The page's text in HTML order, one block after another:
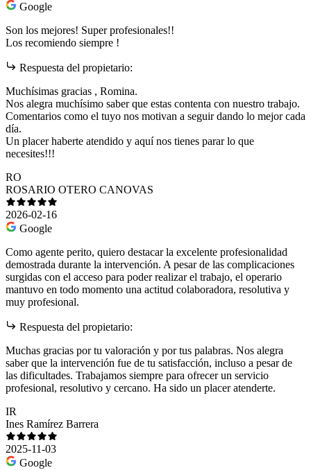
Google
Son los mejores! Super profesionales!!
Los recomiendo siempre !
Respuesta del propietario:
Muchísimas gracias , Romina.
Nos alegra muchísimo saber que estas contenta con nuestro trabajo.
Comentarios como el tuyo nos motivan a seguir dando lo mejor cada
día.
Un placer haberte atendido y aquí nos tienes parar lo que
necesites!!!
RO
ROSARIO OTERO CANOVAS
2026-02-16
Google
Como agente perito, quiero destacar la excelente profesionalidad
demostrada durante la intervención. A pesar de las complicaciones
surgidas con el acceso para poder realizar el trabajo, el operario
mantuvo en todo momento una actitud colaboradora, resolutiva y
muy profesional.
Respuesta del propietario:
Muchas gracias por tu valoración y por tus palabras. Nos alegra
saber que la intervención fue de tu satisfacción, incluso a pesar de
las dificultades. Trabajamos siempre para ofrecer un servicio
profesional, resolutivo y cercano. Ha sido un placer atenderte.
IR
Ines Ramírez Barrera
2025-11-03
Google